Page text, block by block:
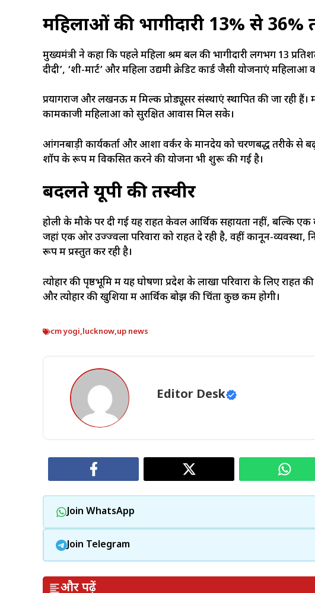
महिलाओं की भागीदारी 13% से 36%
मुख्यमंत्री ने कहा कि पहले महिला श्रम बल की भागीदारी लगभग 13
दीदी’, ‘शी-मार्ट’ और महिला उद्यमी क्रेडिट कार्ड जैसी योजनाएं महिलाओं
प्रयागराज और लखनऊ में मिल्क प्रोड्यूसर संस्थाएं स्थापित की जा रही हैं।
कामकाजी महिलाओं को सुरक्षित आवास मिल सके।
आंगनबाड़ी कार्यकर्ता और आशा वर्कर के मानदेय को चरणबद्ध तरीके से
शॉप के रूप में विकसित करने की योजना भी शुरू की गई है।
बदलते यूपी की तस्वीर
होली के मौके पर दी गई यह राहत केवल आर्थिक सहायता नहीं, बल्कि
जहां एक ओर उज्ज्वला परिवारों को राहत दे रही है, वहीं कानून-
रूप में प्रस्तुत कर रही है।
त्योहार की पृष्ठभूमि में यह घोषणा प्रदेश के लाखों परिवारों के लिए
और त्योहार की खुशियों में आर्थिक बोझ की चिंता कुछ कम होगी।
cm yogi,lucknow,up news
Editor Desk
Join WhatsApp
Join Telegram
और पढ़ें